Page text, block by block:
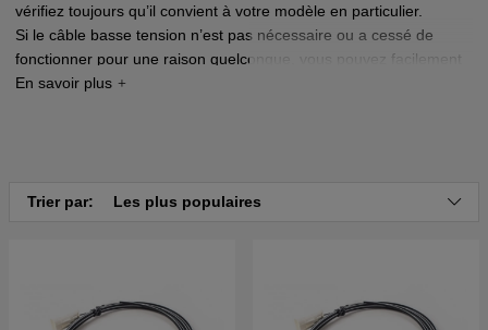
vérifiez toujours qu’il convient à votre modèle en particulier.
Si le câble basse tension n’est pas nécessaire ou a cessé de
fonctionner pour une raison quelconque, vous pouvez facilement
connecter le transformateur directement à la station de charge
étant polarisé, le courant ne circulera pas si vous connectez le
Trier par: Les plus populaires